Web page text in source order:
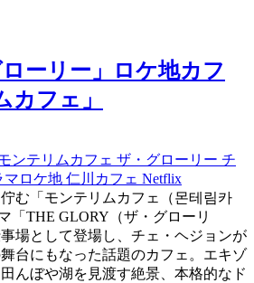
ーリー」ロケ地カフ
カフェ」
ンテリムカフェ ザ・グローリー チ
マロケ地 仁川カフェ Netflix
む「モンテリムカフェ（몬테림카
「THE GLORY（ザ・グローリ
場として登場し、チェ・ヘジョンが
台にもなった話題のカフェ。エキゾ
んぼや湖を見渡す絶景、本格的なド